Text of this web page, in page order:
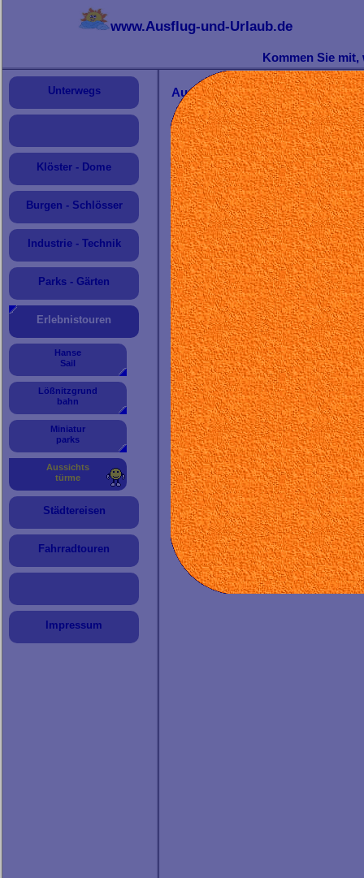
www.Ausflug-und-Urlaub.de
Kommen Sie
Unterwegs
Klöster - Dome
Burgen - Schlösser
Industrie - Technik
Parks - Gärten
Erlebnistouren
Hanse
Sail
Lößnitzgrund
bahn
Miniatur
parks
Aussichts
türme
Städtereisen
Fahrradtouren
Impressum
Aussichtstürme
Ein
Als
für
Wir
Jeder Turm ist schön und
Sehr beeindruckend waren für
Sie stellen eine besondere
Bismarckverehrung waren.
Der Erwerb desTurmdiploms
hat vor allem viel Spaß gemacht.
Allerdings haben wir die vier
Dashöchste Holzkonstrukt
eingeweiht.
Die 187 Treppenstufen bis zur
Sehr interessant waren die
Von der Plattform des
Cottbus Nord.
Das Areal wird renaturiert und
geflutet.
Ein besondersimposantes
umbenannt wurde.
Von der Aussichtsplattform hat
Potsdam.
Auf dieser Seite werden nur
es werden sicher Weitere